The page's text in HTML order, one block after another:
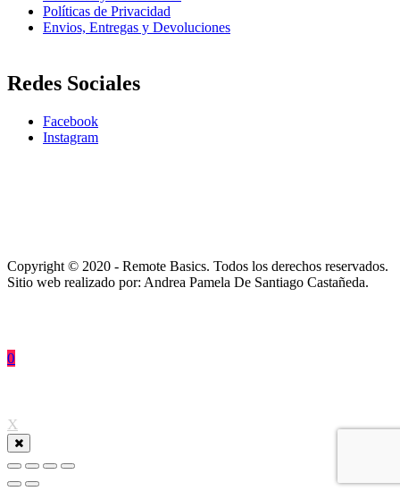
Políticas de Privacidad
Envios, Entregas y Devoluciones
Redes Sociales
Facebook
Instagram
Copyright © 2020 - Remote Basics. Todos los derechos reservados.
Sitio web realizado por: Andrea Pamela De Santiago Castañeda.
0
X